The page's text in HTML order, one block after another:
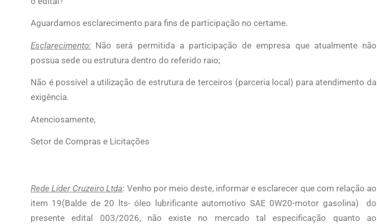
Aguardamos esclarecimento para fins de participação no certame.
Esclarecimento: Não será permitida a participação de empresa que atualmente não
possua sede ou estrutura dentro do referido raio;
Não é possível a utilização de estrutura de terceiros (parceria local) para atendimento da
exigência.
Atenciosamente,
Setor de Compras e Licitações
Rede Líder Cruzeiro Ltda: Venho por meio deste, informar e esclarecer que com relação ao
item 19(Balde de 20 lts- óleo lubrificante automotivo SAE 0W20-motor gasolina) do
presente edital 003/2026, não existe no mercado tal especificação quanto ao